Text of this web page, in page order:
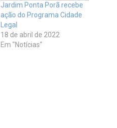
Jardim Ponta Porã recebe
ação do Programa Cidade
Legal
18 de abril de 2022
Em "Notícias"